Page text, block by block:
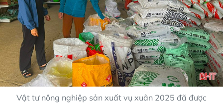
Vật tư nông nghiệp sản xuất vụ xuân 2025 đã được